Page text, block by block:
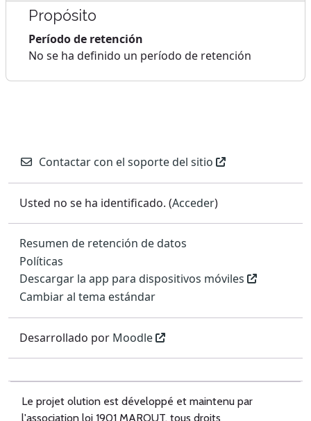
Propósito
Período de retención
No se ha definido un período de retención
Contactar con el soporte del sitio
Usted no se ha identificado. (Acceder)
Resumen de retención de datos
Políticas
Descargar la app para dispositivos móviles
Cambiar al tema estándar
Desarrollado por Moodle
Le projet olution est développé et maintenu par
l'association loi 1901 MAROUT, tous droits